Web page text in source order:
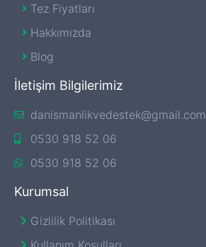
Tez Fiyatları
Hakkımızda
Blog
İletişim Bilgilerimiz
danismanlikvedestek@gmail.com
0530 918 52 06
0530 918 52 06
Kurumsal
Gizlilik Politikası